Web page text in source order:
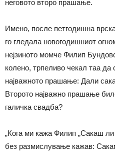
неговото второ прашање.
Имено, после петгодишна
го гледала новогодишниот
нејзиното момче Филип
колено, трпеливо чекал таа да
најважното прашање: Дали
Второто најважно прашање
галичка свадба?
„Кога ми кажа Филип „Сакаш
без размислување кажав: